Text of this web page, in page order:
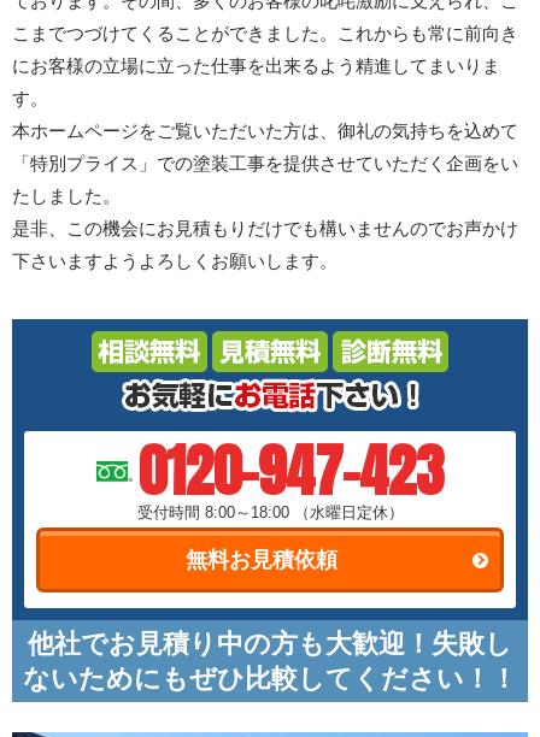
こまでつづけてくることができました。これからも常に前向き
にお客様の立場に立った仕事を出来るよう精進してまいりま
す。
本ホームページをご覧いただいた方は、御礼の気持ちを込めて
「特別プライス」での塗装工事を提供させていただく企画をい
たしました。
是非、この機会にお見積もりだけでも構いませんのでお声かけ
下さいますようよろしくお願いします。
0120-947-423
受付時間 8:00～18:00 （水曜日定休）
無料お見積依頼
他社でお見積り中の方も大歓迎！失敗し
ないためにもぜひ比較してください！！